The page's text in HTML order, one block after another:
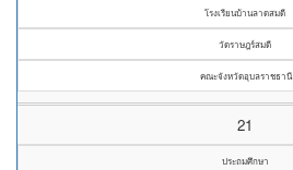
โรงเรียนบ้านลาดสมดี
วัดราษฎร์สมดี
คณะจังหวัดอุบลราชธานี
21
ประถมศึกษา